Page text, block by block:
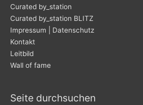
Curated by_station
Curated by_station BLITZ
Impressum | Datenschutz
Kontakt
Leitbild
Wall of fame
Seite durchsuchen